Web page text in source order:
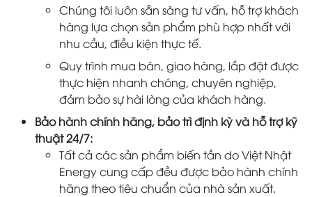
Chúng tôi luôn sẵn sàng tư vấn, hỗ trợ khách
hàng lựa chọn sản phẩm phù hợp nhất với
nhu cầu, điều kiện thực tế.
Quy trình mua bán, giao hàng, lắp đặt được
thực hiện nhanh chóng, chuyên nghiệp,
đảm bảo sự hài lòng của khách hàng.
Bảo hành chính hãng, bảo trì định kỳ và hỗ trợ kỹ
thuật 24/7:
Tất cả các sản phẩm biến tần do Việt Nhật
Energy cung cấp đều được bảo hành chính
hãng theo tiêu chuẩn của nhà sản xuất.